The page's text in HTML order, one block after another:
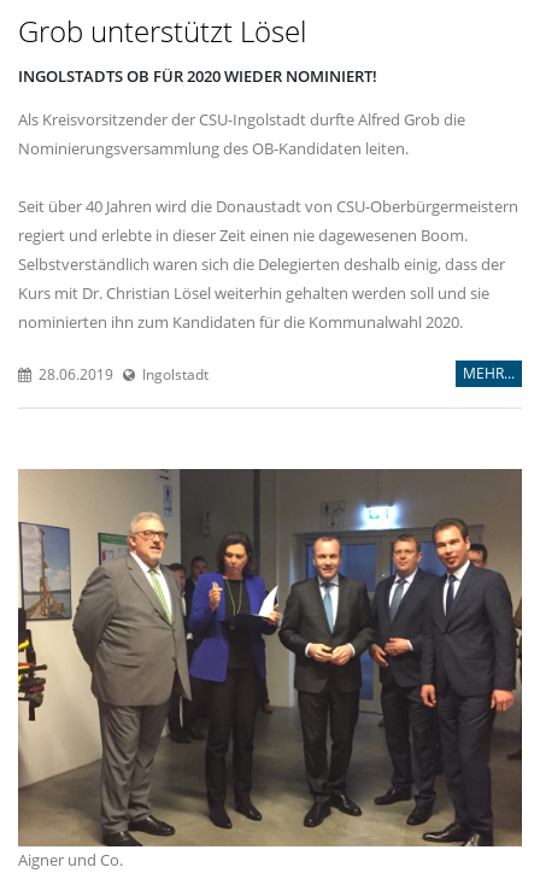
Grob unterstützt Lösel
INGOLSTADTS OB FÜR 2020 WIEDER NOMINIERT!
Als Kreisvorsitzender der CSU-Ingolstadt durfte Alfred Grob die
Nominierungsversammlung des OB-Kandidaten leiten.
Seit über 40 Jahren wird die Donaustadt von CSU-Oberbürgermeistern
regiert und erlebte in dieser Zeit einen nie dagewesenen Boom.
Selbstverständlich waren sich die Delegierten deshalb einig, dass der
Kurs mit Dr. Christian Lösel weiterhin gehalten werden soll und sie
nominierten ihn zum Kandidaten für die Kommunalwahl 2020.
28.06.2019 Ingolstadt MEHR...
Aigner und Co.